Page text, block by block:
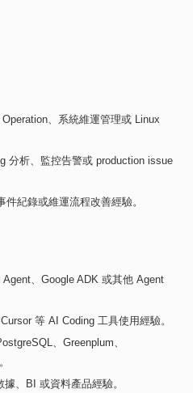
、系統維運管理或 Linux
分析、監控告警或 production issue
件紀錄或維運流程改善經驗。
Agent Google ADK 或其他 Agent
Cursor 等 AI Coding 工具使用經驗。
Greenplum
。
據、 BI 或資料產品經驗。